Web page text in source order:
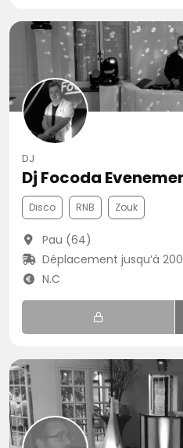
DJ
Dj Focoda
Disco RNB Zouk
Pau (64)
Déplacement jusqu’à
N.C